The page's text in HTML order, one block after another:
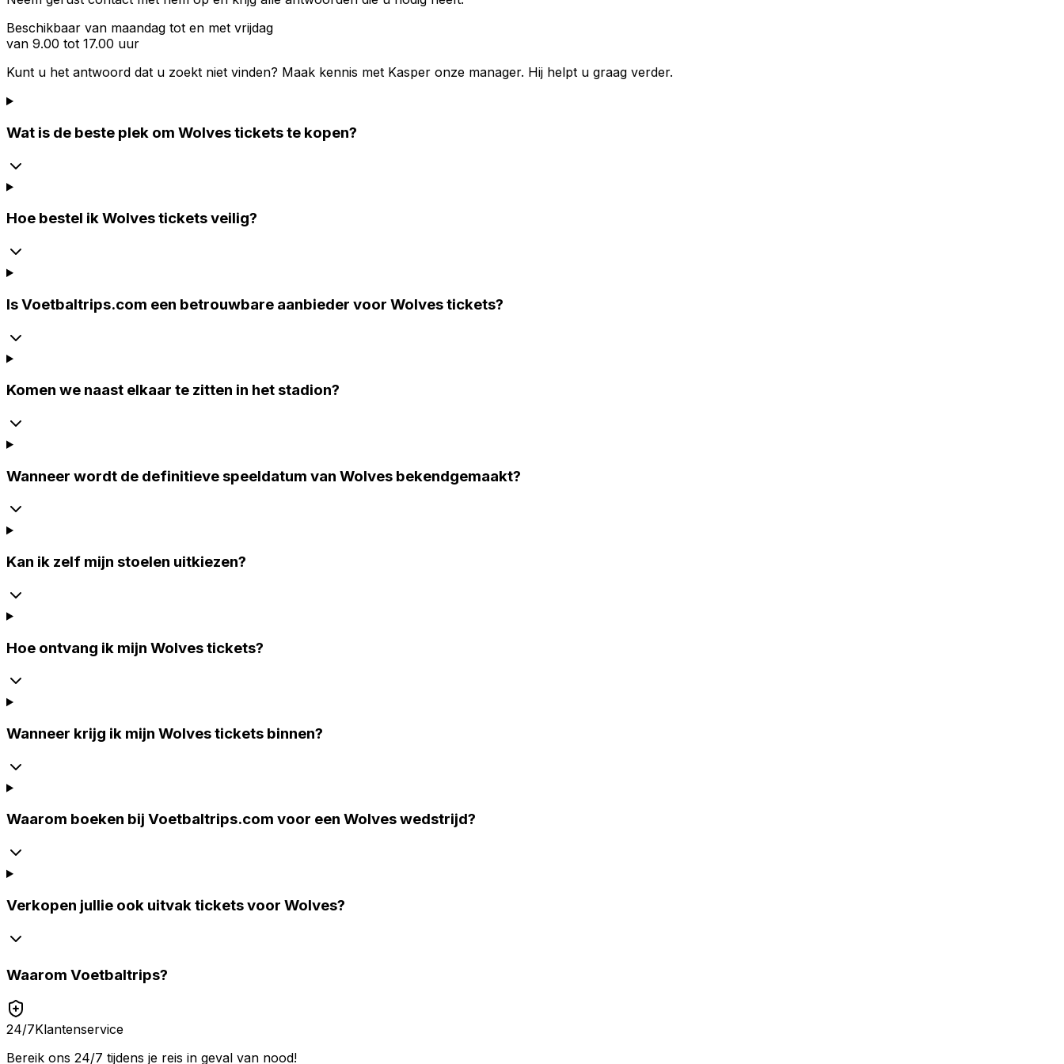
Beschikbaar van maandag tot en met vrijdag
van 9.00 tot 17.00 uur
Kunt u het antwoord dat u zoekt niet vinden? Maak kennis met Kasper onze manager. Hij helpt u graag verder.
Wat is de beste plek om Wolves tickets te kopen?
Hoe bestel ik Wolves tickets veilig?
Is Voetbaltrips.com een betrouwbare aanbieder voor Wolves tickets?
Komen we naast elkaar te zitten in het stadion?
Wanneer wordt de definitieve speeldatum van Wolves bekendgemaakt?
Kan ik zelf mijn stoelen uitkiezen?
Hoe ontvang ik mijn Wolves tickets?
Wanneer krijg ik mijn Wolves tickets binnen?
Waarom boeken bij Voetbaltrips.com voor een Wolves wedstrijd?
Verkopen jullie ook uitvak tickets voor Wolves?
Waarom Voetbaltrips?
24/7Klantenservice
Bereik ons 24/7 tijdens je reis in geval van nood!